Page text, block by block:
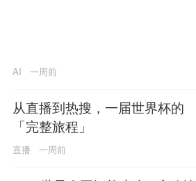
AI 一周前
从直播到热搜，一届世界杯的
「完整旅程」
直播 一周前